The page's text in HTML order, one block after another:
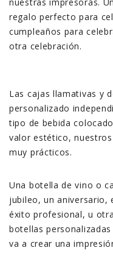
regalo perfecto para
cumpleaños para
otra celebración.
Las cajas llamativas y
personalizado
tipo de bebida
valor estético,
muy prácticos.
Una botella de vino o
jubileo, un aniversario,
éxito profesional, u
botellas
va a crear una